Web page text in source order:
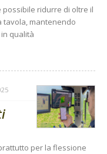
possibile ridurre di oltre il
tavola, mantenendo
qualità
per la flessione